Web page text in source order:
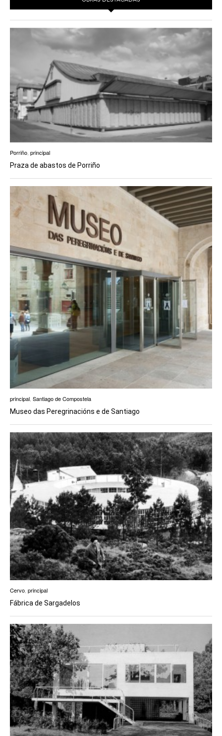
Porriño principal
Praza de abastos de Porriño
principal Santiago de Compostela
Museo das Peregrinacións e de Santiago
Cervo principal
Fábrica de Sargadelos